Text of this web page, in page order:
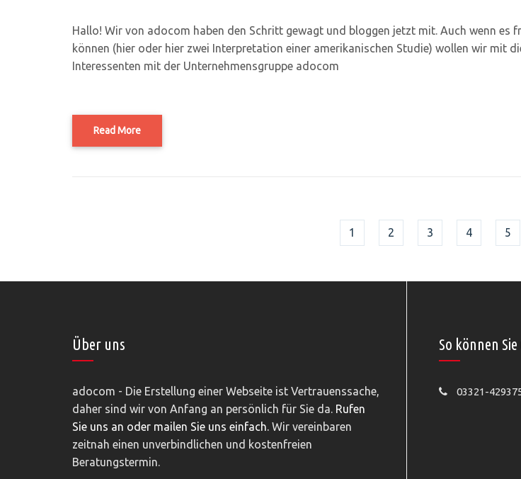
Hallo! Wir von adocom haben den Schritt gewagt und bloggen jetzt mit. Auch wenn
können (hier oder hier zwei Interpretation einer amerikanischen Studie) wollen wir mit
Interessenten mit der Unternehmensgruppe adocom
Read More
1 2 3 4 5
Über uns
adocom - Die Erstellung einer Webseite ist Vertrauenssache,
daher sind wir von Anfang an persönlich für Sie da. Rufen
Sie uns an oder mailen Sie uns einfach. Wir vereinbaren
zeitnah einen unverbindlichen und kostenfreien
Beratungstermin.
So können
03321-